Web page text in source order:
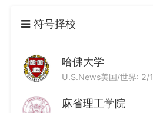
符号择校
哈佛大学
U.S.News美国/世界: 2/1
麻省理工学院